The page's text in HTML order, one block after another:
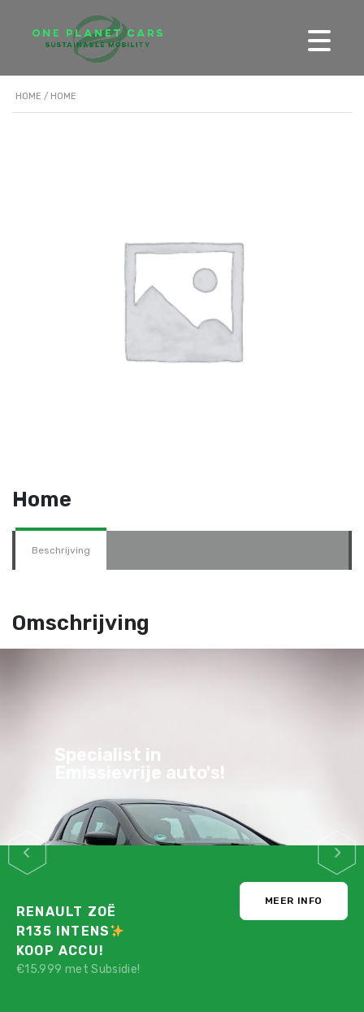
HOME / HOME
Home
Beschrijving
Omschrijving
Specialist in
Emissievrije auto's!
RENAULT ZOË
R135 INTENS
KOOP ACCU!
€15.999 met Subsidie!
MEER INFO